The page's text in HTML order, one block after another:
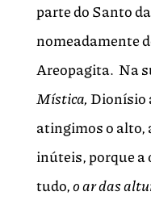
parte do Santo
nomeadamente
Areopagita. Na
Mística,Dionísio
atingimos o alto,
inúteis, porque a
tudo,o ar das